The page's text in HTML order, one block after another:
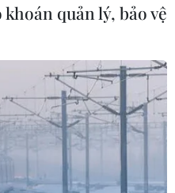
tục hành chính,
quản lý, bảo vệ